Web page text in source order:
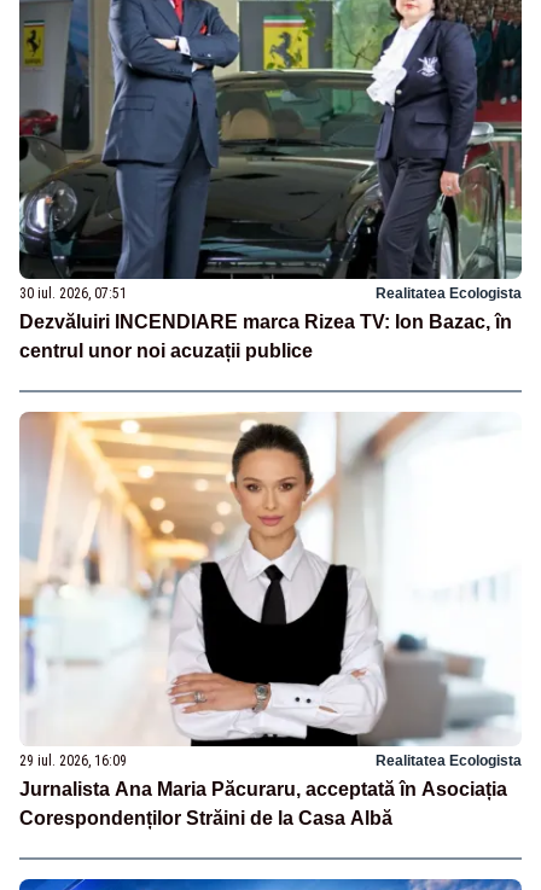
30 iul. 2026, 07:51 Realitatea Ecologista
Dezvăluiri INCENDIARE marca Rizea TV: Ion Bazac, în
centrul unor noi acuzații publice
29 iul. 2026, 16:09 Realitatea Ecologista
Jurnalista Ana Maria Păcuraru, acceptată în Asociația
Corespondenților Străini de la Casa Albă